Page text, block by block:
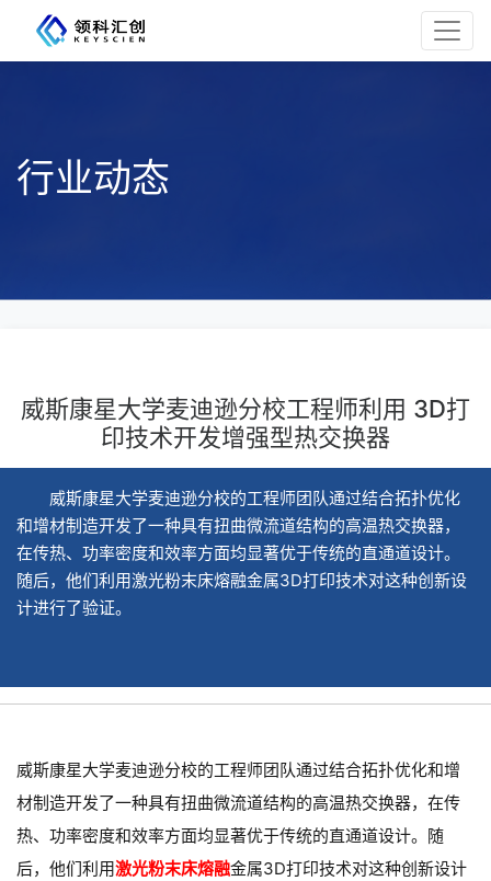
行业动态
威斯康星大学麦迪逊分校工程师利用 3D打
印技术开发增强型热交换器
威斯康星大学麦迪逊分校的工程师团队通过结合拓扑优化
和增材制造开发了一种具有扭曲微流道结构的高温热交换器，
在传热、功率密度和效率方面均显著优于传统的直通道设计。
随后，他们利用激光粉末床熔融金属3D打印技术对这种创新设
计进行了验证。
威斯康星大学麦迪逊分校的工程师团队通过结合拓扑优化和增
材制造开发了一种具有扭曲微流道结构的高温热交换器，在传
热、功率密度和效率方面均显著优于传统的直通道设计。随
后，他们利用激光粉末床熔融金属3D打印技术对这种创新设计